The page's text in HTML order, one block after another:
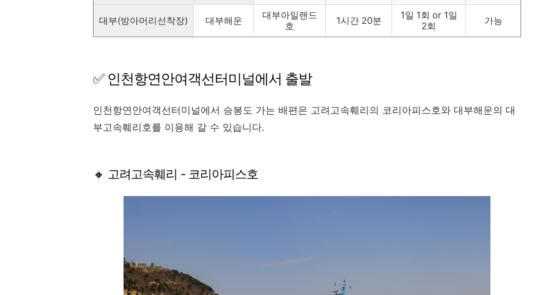
대부(방아머리선착장) 대부해운
대부아일랜드
호
1시간 20분
1일 1회 or 1일
2회
가능
✅ 인천항연안여객선터미널에서 출발
인천항연안여객선터미널에서 승봉도 가는 배편은 고려고속훼리의 코리아피스호와 대부해운의 대
부고속훼리호를 이용해 갈 수 있습니다.
🔸 고려고속훼리 - 코리아피스호